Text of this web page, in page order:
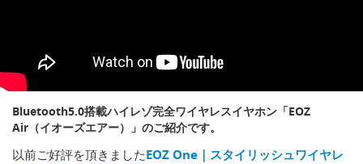
Bluetooth5.0搭載ハイレゾ完全ワイヤレスイヤホン「EOZ
Air（イオーズエアー）」のご紹介です。
以前ご好評を頂きましたEOZ One｜スタイリッシュワイヤレ